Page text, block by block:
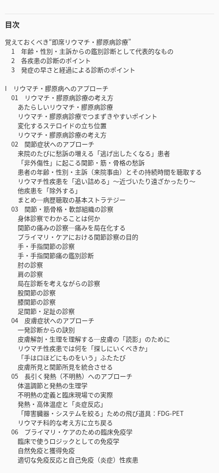
目次
覚えておくべき“即席リウマチ・膠原病診療”
1 年齢・性別・主訴からの鑑別診断として代表的なもの
2 各疾患の診断のポイント
3 発症の早さと経過による診断のポイント
I リウマチ・膠原病へのアプローチ
01 リウマチ・膠原病診療の考え方
あたらしいリウマチ・膠原病診療
リウマチ・膠原病診療でつまずきやすいポイント
変化するステロイドの立ち位置
リウマチ・膠原病診療の考え方
02 関節症状へのアプローチ
来院のたびに愁訴の増える「逃げ出したくなる」患者
「非外傷性」に起こる関節・筋・骨格の愁訴
患者の年齢・性別・主訴（来院事由）とその持続時間を聴取する
リウマチ性疾患を「追い詰める」～近づいたり遠ざかったり～
他疾患を「除外する」
まとめ─病歴聴取の基本ストラテジー
03 関節・筋骨格・軟部組織の診察
身体診察でわかることは何か
関節の痛みの診察─痛みを局在化する
プライマリ・ケアにおける関節診察の目的
手・手指関節の診察
手・手指関節痛の鑑別診断
肘の診察
肩の診察
局在診断を考えながらの診察
股関節の診察
膝関節の診察
足関節・足趾の診察
04 皮膚症状へのアプローチ
一発診断からの訣別
皮膚解剖・生理を理解する─皮膚の「読影」のために
リウマチ性疾患では何を「探しにいくべきか」
「手は口ほどにものをいう」ふたたび
皮膚所見と関節所見を統合させる
05 長引く発熱（不明熱）へのアプローチ
体温調節と発熱の生理学
不明熱の定義と臨床現場での実際
発熱・高体温症と「炎症反応」
「障害臓器・システムを絞る」ための飛び道具：FDG-PET
リウマチ科的な考え方に立ち戻る
06 プライマリ・ケアのための臨床免疫学
臨床で使うロジックとしての免疫学
自然免疫と獲得免疫
適切な免疫反応と自己免疫（炎症）性疾患